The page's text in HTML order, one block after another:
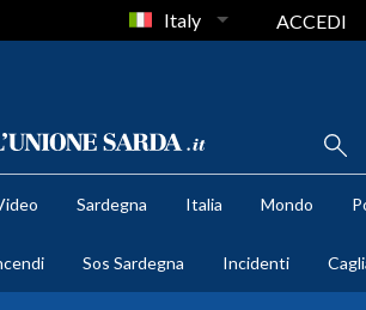
Italy ACCEDI
Sardegna Italia Mondo
Sos Sardegna Incidenti